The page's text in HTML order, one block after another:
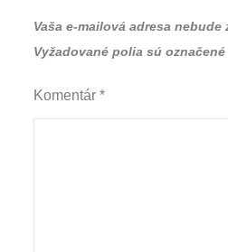
Vaša e-mailová adresa nebude
Vyžadované polia sú označené
Komentár*